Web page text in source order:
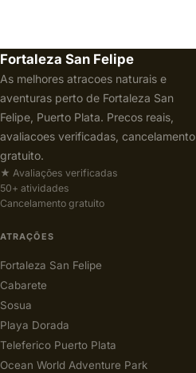
Fortaleza San Felipe
As melhores atracoes naturais e
aventuras perto de Fortaleza San
Felipe, Puerto Plata. Precos reais,
avaliacoes verificadas, cancelamento
gratuito.
★ Avaliações verificadas
50+ atividades
Cancelamento gratuito
ATRAÇÕES
Fortaleza San Felipe
Cabarete
Sosua
Playa Dorada
Teleferico Puerto Plata
Ocean World Adventure Park